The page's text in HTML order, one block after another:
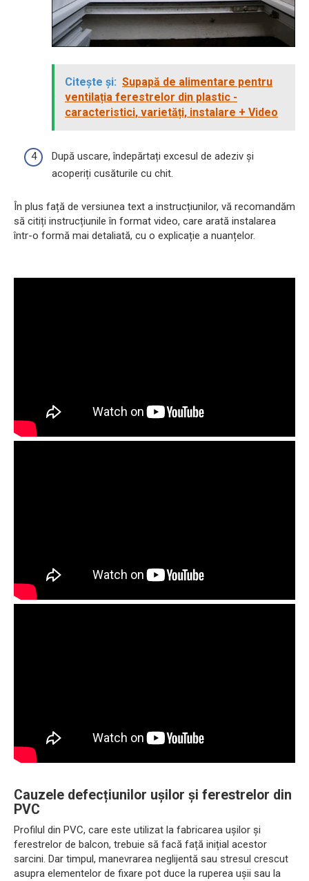
Citește și: Supapă de alimentare pentru
ventilația ferestrelor din plastic -
caracteristici, varietăți, instalare + Video
După uscare, îndepărtați excesul de adeziv și
acoperiți cusăturile cu chit.
În plus față de versiunea text a instrucțiunilor, vă recomandăm
să citiți instrucțiunile în format video, care arată instalarea
într-o formă mai detaliată, cu o explicație a nuanțelor.
Cauzele defecțiunilor ușilor și ferestrelor din
PVC
Profilul din PVC, care este utilizat la fabricarea ușilor și
ferestrelor de balcon, trebuie să facă față inițial acestor
sarcini. Dar timpul, manevrarea neglijentă sau stresul crescut
asupra elementelor de fixare pot duce la ruperea ușii sau la